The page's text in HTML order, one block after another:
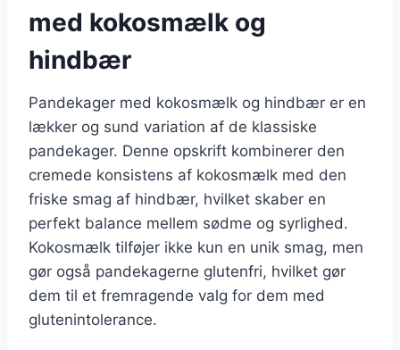
med kokosmælk og
hindbær
Pandekager med kokosmælk og hindbær er en
lækker og sund variation af de klassiske
pandekager. Denne opskrift kombinerer den
cremede konsistens af kokosmælk med den
friske smag af hindbær, hvilket skaber en
perfekt balance mellem sødme og syrlighed.
Kokosmælk tilføjer ikke kun en unik smag, men
gør også pandekagerne glutenfri, hvilket gør
dem til et fremragende valg for dem med
glutenintolerance.